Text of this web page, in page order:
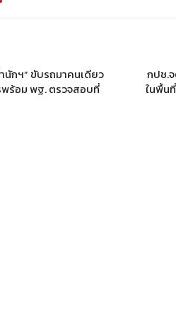
นักฯ” ขับรถมาคนเดียว
พร้อม พฐ. ตรวจสอบที่
กปช.
ในพื้น